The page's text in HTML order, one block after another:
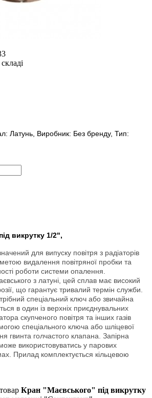
Латунь, Виробник: Без бренду, Тип:
викрутку 1/2",
для випуску повітря з радіаторів
видалення повітряної пробки та
роботи системи опалення.
з латуні, цей сплав має високий
що гарантує тривалий термін служби.
спеціальний ключ або звичайна
в один із верхніх приєднувальних
скупченого повітря та інших газів
спеціального ключа або шліцевої
гвинта голчастого клапана. Запірна
використовуватись у парових
Прилад комплектується кільцевою
Кран "Маєвського" під викрутку